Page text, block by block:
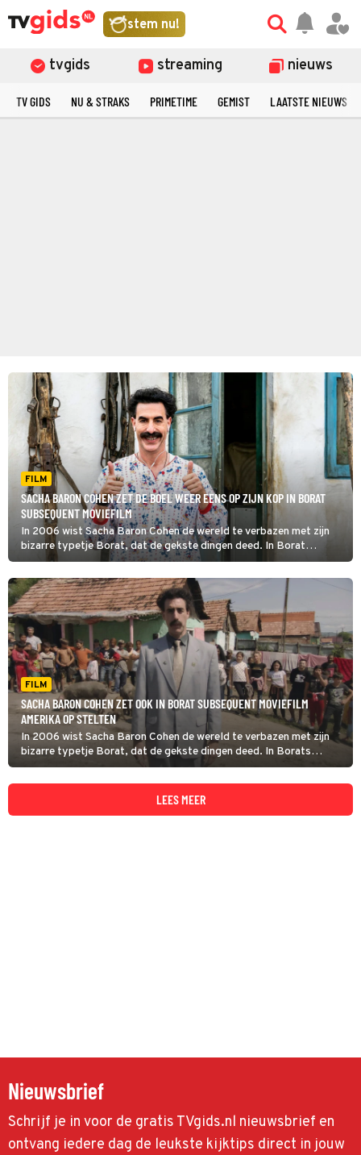
stem nu!
tvgids streaming nieuws
TV GIDS NU & STRAKS PRIMETIME GEMIST LAATSTE NIEUWS
FILM
SACHA BARON COHEN ZET DE BOEL WEER EENS OP ZIJN KOP IN BORAT
SUBSEQUENT MOVIEFILM
In 2006 wist Sacha Baron Cohen de wereld te verbazen met zijn
bizarre typetje Borat, dat de gekste dingen deed. In Borat
Subsequent Moviefilm gaat hij misschien nog wel verder.
FILM
SACHA BARON COHEN ZET OOK IN BORAT SUBSEQUENT MOVIEFILM
AMERIKA OP STELTEN
In 2006 wist Sacha Baron Cohen de wereld te verbazen met zijn
bizarre typetje Borat, dat de gekste dingen deed. In Borats
tweede film gaat hij misschien nog wel verder.
LEES MEER
Nieuwsbrief
Schrijf je in voor de gratis TVgids.nl nieuwsbrief en
ontvang iedere dag de leukste kijktips direct in jouw